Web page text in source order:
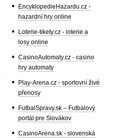
EncyklopedieHazardu.cz -
hazardní hry online
Loterie-tikety.cz - loterie a
losy online
CasinoAutomaty.cz - casino
hry automaty
Play-Arena.cz - sportovní živé
přenosy
FutbalSpravy.sk – Futbalový
portál pre Slovákov
CasinoArena.sk - slovenská